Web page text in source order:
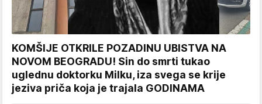
KOMŠIJE OTKRILE POZADINU UBISTVA NA
NOVOM BEOGRADU! Sin do smrti tukao
uglednu doktorku Milku, iza svega se krije
jeziva priča koja je trajala GODINAMA